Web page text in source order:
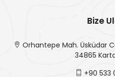
Bize
Orhantepe Mah. Üsküdar
34865
+90 533